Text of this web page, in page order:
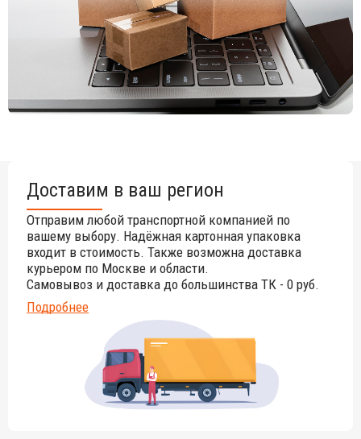
Доставим в ваш регион
Отправим любой транспортной компанией по
вашему выбору. Надёжная картонная упаковка
входит в стоимость. Также возможна доставка
курьером по Москве и области.
Самовывоз и доставка до большинства ТК - 0 руб.
Подробнее